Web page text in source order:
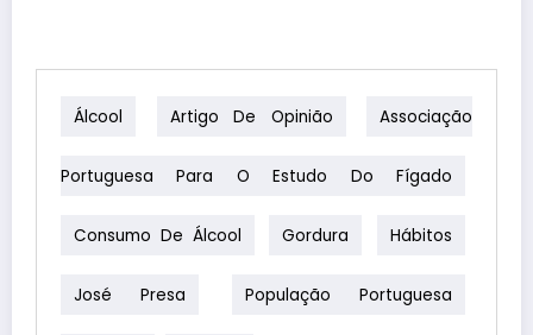
Álcool Artigo De Opinião Associação
Portuguesa Para O Estudo Do Fígado
Consumo De Álcool Gordura Hábitos
José Presa População Portuguesa